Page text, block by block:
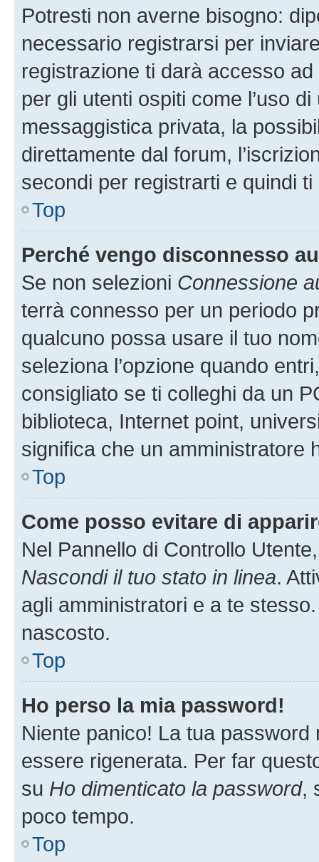
Potresti non averne bisogno:
necessario registrarsi per
registrazione ti darà accesso
per gli utenti ospiti come l’uso
messaggistica privata, la
direttamente dal forum,
secondi per registrarti e quindi
Top
Perché vengo disconnesso
Se non selezioni Connessione
terrà connesso per un periodo
qualcuno possa usare il tuo
seleziona l’opzione quando
consigliato se ti colleghi da un
biblioteca, Internet point,
significa che un amministratore
Top
Come posso evitare di
Nel Pannello di Controllo
Nascondi il tuo stato in linea.
agli amministratori e a te
nascosto.
Top
Ho perso la mia password!
Niente panico! La tua
essere rigenerata. Per far
su Ho dimenticato la password,
poco tempo.
Top